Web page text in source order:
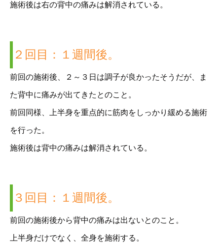
施術後は右の背中の痛みは解消されている。
２回目：１週間後。
前回の施術後、２～３日は調子が良かったそうだが、ま
た背中に痛みが出てきたとのこと。
前回同様、上半身を重点的に筋肉をしっかり緩める施術
を行った。
施術後は背中の痛みは解消されている。
３回目：１週間後。
前回の施術後から背中の痛みは出ないとのこと。
上半身だけでなく、全身を施術する。